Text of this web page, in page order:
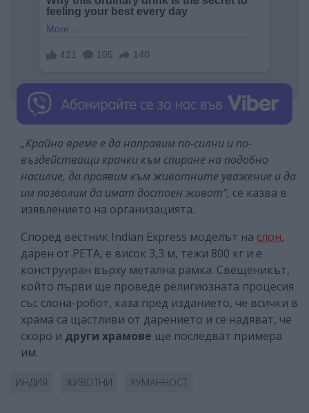
„Крайно време е да направим по-силни и по-
въздействащи крачки към спиране на подобно
насилие, да проявим към животните уважение и да
им позволим да имат достоен живот“, се казва в
изявлението на организацията.
Според вестник Indian Express моделът на слон,
дарен от PETA, е висок 3,3 м, тежи 800 кг и е
конструиран върху метална рамка. Свещеникът,
който първи ще проведе религиозната процесия
със слона-робот, каза пред изданието, че всички в
храма са щастливи от дарението и се надяват, че
скоро и други храмове ще последват примера
им.
ИНДИЯ ЖИВОТНИ ХУМАННОСТ